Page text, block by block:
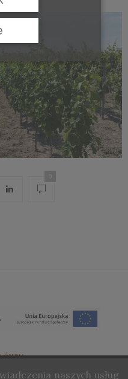
naszych usług